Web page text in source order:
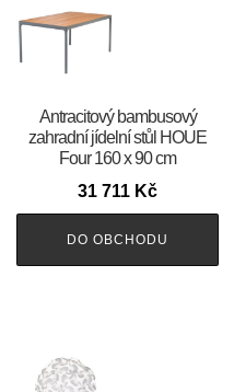
Antracitový bambusový
zahradní jídelní stůl HOUE
Four 160 x 90 cm
31 711 Kč
DO OBCHODU